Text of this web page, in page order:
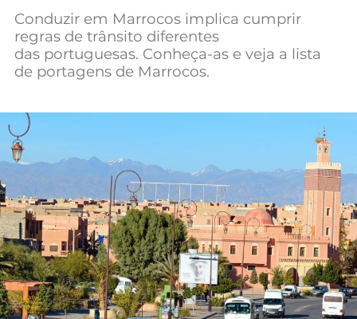
Negócios
Mundial 2026
Conduzir em Marrocos implica cumprir
regras de trânsito diferentes
das portuguesas. Conheça-as e veja a lista
de portagens de Marrocos.